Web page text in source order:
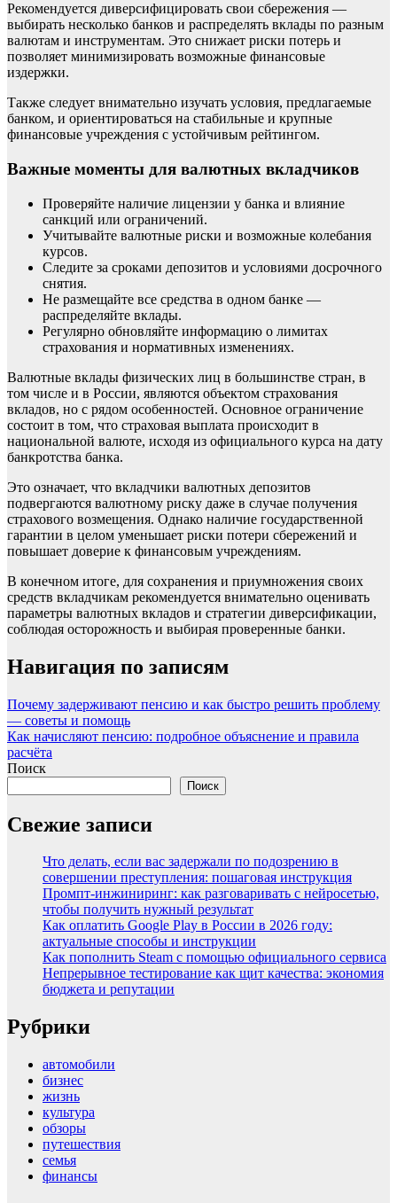
Рекомендуется диверсифицировать свои сбережения —
выбирать несколько банков и распределять вклады по разным
валютам и инструментам. Это снижает риски потерь и
позволяет минимизировать возможные финансовые
издержки.
Также следует внимательно изучать условия, предлагаемые
банком, и ориентироваться на стабильные и крупные
финансовые учреждения с устойчивым рейтингом.
Важные моменты для валютных вкладчиков
Проверяйте наличие лицензии у банка и влияние
санкций или ограничений.
Учитывайте валютные риски и возможные колебания
курсов.
Следите за сроками депозитов и условиями досрочного
снятия.
Не размещайте все средства в одном банке —
распределяйте вклады.
Регулярно обновляйте информацию о лимитах
страхования и нормативных изменениях.
Валютные вклады физических лиц в большинстве стран, в
том числе и в России, являются объектом страхования
вкладов, но с рядом особенностей. Основное ограничение
состоит в том, что страховая выплата происходит в
национальной валюте, исходя из официального курса на дату
банкротства банка.
Это означает, что вкладчики валютных депозитов
подвергаются валютному риску даже в случае получения
страхового возмещения. Однако наличие государственной
гарантии в целом уменьшает риски потери сбережений и
повышает доверие к финансовым учреждениям.
В конечном итоге, для сохранения и приумножения своих
средств вкладчикам рекомендуется внимательно оценивать
параметры валютных вкладов и стратегии диверсификации,
соблюдая осторожность и выбирая проверенные банки.
Навигация по записям
Почему задерживают пенсию и как быстро решить проблему
— советы и помощь
Как начисляют пенсию: подробное объяснение и правила
расчёта
Поиск
Поиск
Свежие записи
Что делать, если вас задержали по подозрению в
совершении преступления: пошаговая инструкция
Промпт-инжиниринг: как разговаривать с нейросетью,
чтобы получить нужный результат
Как оплатить Google Play в России в 2026 году:
актуальные способы и инструкции
Как пополнить Steam с помощью официального сервиса
Непрерывное тестирование как щит качества: экономия
бюджета и репутации
Рубрики
автомобили
бизнес
жизнь
культура
обзоры
путешествия
семья
финансы